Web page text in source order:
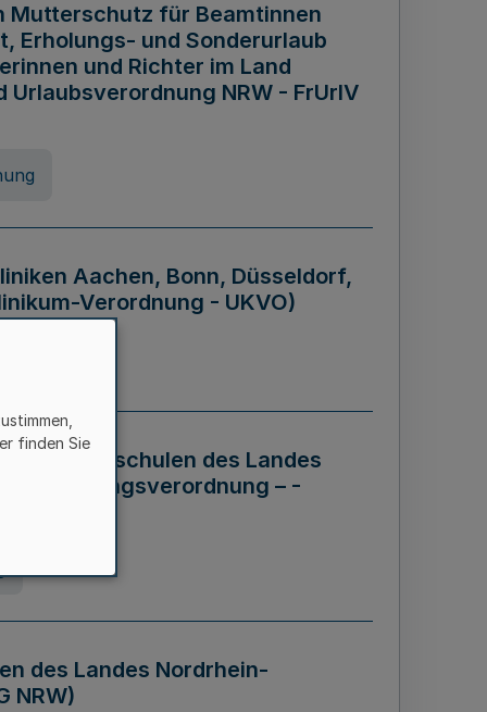
Mutterschutz für Beamtinnen
Erholungs- und Sonderurlaub
und Richter im Land
NRW - FrUrlV
Aachen, Bonn, Düsseldorf,
Verordnung - UKVO)
der Hochschulen des Landes
– -
des Landes Nordrhein-
NRW)
finden Sie